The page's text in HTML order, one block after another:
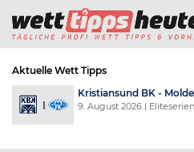
Aktuelle Wett Tipps
Kristiansund BK -
9. August 2026 | Eliteserien